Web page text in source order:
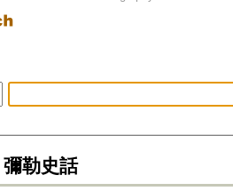
彌勒史話